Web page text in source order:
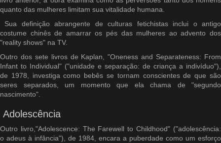
quanto das mulheres limitam sua vitalidade humana.
Sua definição abrangente de culturas fetichistas inclui o antigo
costume chinês de amarrar os pés das mulheres ao advento dos
"reality shows" na TV.
Outro dos sete livros de Kaplan, "Oneness and Separateness: From
Infant to Individual" ("unidade e separação: de criança a indivíduo"),
de 1978, investiga como bebês se tornam conscientes de que são
seres separados, um momento que ela chama de "segundo
nascimento".
Adolescência
Outro livro,"Adolescence: The Farewell to Childhood" ("adolescência:
o adeus à infância"), de 1984, encara a puberdade como um esforço